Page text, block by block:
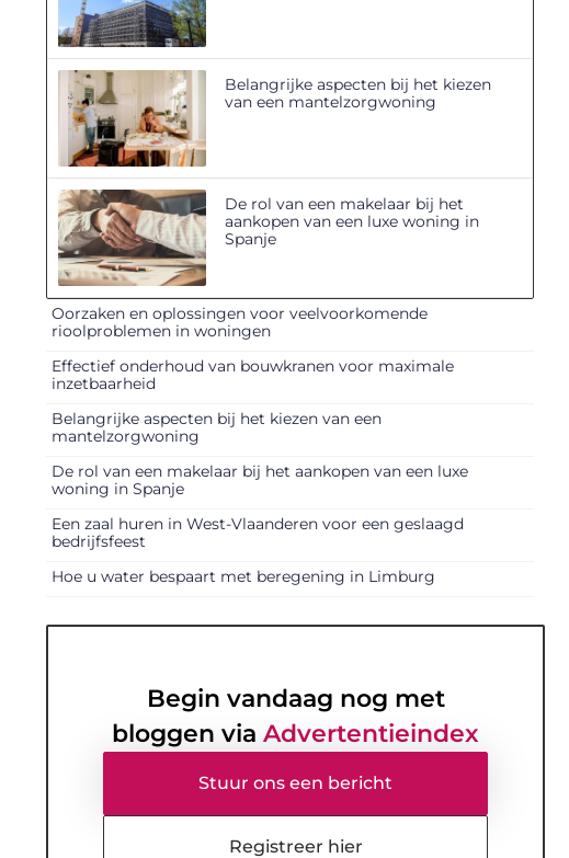
Belangrijke aspecten bij het kiezen
van een mantelzorgwoning
De rol van een makelaar bij het
aankopen van een luxe woning in
Spanje
Oorzaken en oplossingen voor veelvoorkomende
rioolproblemen in woningen
Effectief onderhoud van bouwkranen voor maximale
inzetbaarheid
Belangrijke aspecten bij het kiezen van een
mantelzorgwoning
De rol van een makelaar bij het aankopen van een luxe
woning in Spanje
Een zaal huren in West-Vlaanderen voor een geslaagd
bedrijfsfeest
Hoe u water bespaart met beregening in Limburg
Begin vandaag nog met
bloggen via Advertentieindex
Stuur ons een bericht
Registreer hier